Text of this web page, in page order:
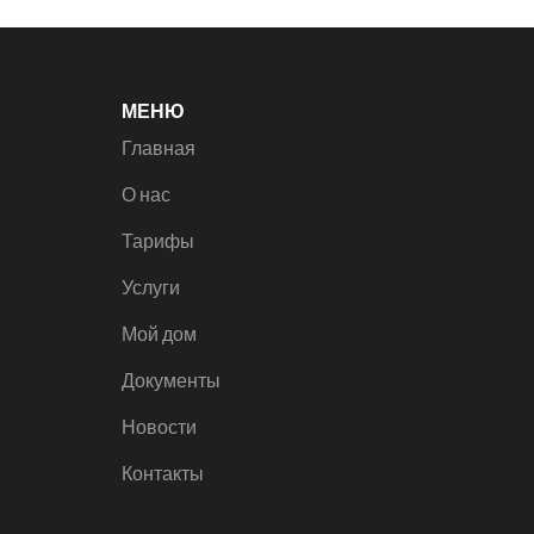
МЕНЮ
Главная
О нас
Тарифы
Услуги
Мой дом
Документы
Новости
Контакты